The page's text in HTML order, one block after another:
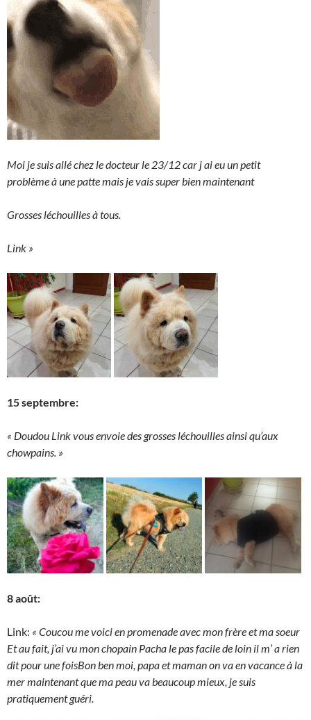
Moi je suis allé chez le docteur le 23/12 car j ai eu un petit
problème à une patte mais je vais super bien maintenant
Grosses léchouilles à tous.
Link »
15 septembre:
« Doudou Link vous envoie des grosses léchouilles ainsi qu’aux
chowpains. »
8 août:
Link: « Coucou me voici en promenade avec mon frère et ma soeur
Et au fait, j’ai vu mon chopain Pacha le pas facilede loin il m’ a rien
dit pour une foisBon ben moi, papa et maman on va en vacance à la
mer maintenant que ma peau va beaucoup mieux, je suis
pratiquement guéri.